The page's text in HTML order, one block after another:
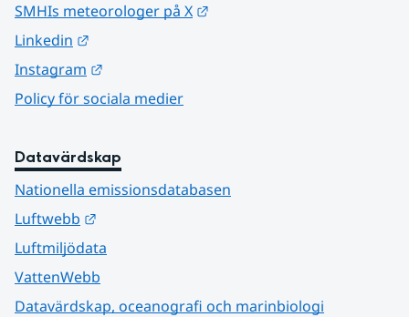
SMHIs meteorologer på X
Linkedin
Instagram
Policy för sociala medier
Datavärdskap
Nationella emissionsdatabasen
Luftwebb
Luftmiljödata
VattenWebb
Datavärdskap, oceanografi och marinbiologi